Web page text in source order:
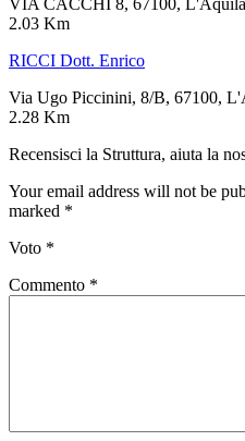
VIA CACCHI 8, 67100,
2.03 Km
RICCI Dott. Enrico
Via Ugo Piccinini, 8/B, 67100,
2.28 Km
Recensisci la Struttura, aiuta la
Your email address will not be
marked *
Voto *
Commento *